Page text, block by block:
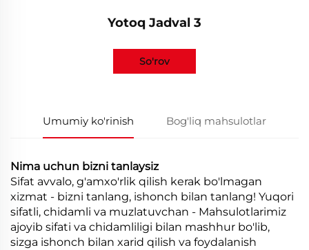
Yotoq Jadval 3
So'rov
Umumiy ko'rinish Bog'liq mahsulotlar
Nima uchun bizni tanlaysiz
Sifat avvalo, g'amxo'rlik qilish kerak bo'lmagan
xizmat - bizni tanlang, ishonch bilan tanlang! Yuqori
sifatli, chidamli va muzlatuvchan - Mahsulotlarimiz
ajoyib sifati va chidamliligi bilan mashhur bo'lib,
sizga ishonch bilan xarid qilish va foydalanish